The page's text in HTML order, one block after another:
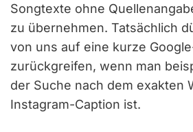
Songtexte ohne
zu übernehmen. Tatsächlich
von uns auf eine kurze
zurückgreifen, wenn man
der Suche nach dem exakten
Instagram-Caption ist.